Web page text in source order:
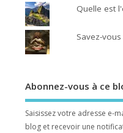
Quelle est
Savez-
Abonnez-vous à ce
Saisissez votre adresse e-
blog et recevoir une